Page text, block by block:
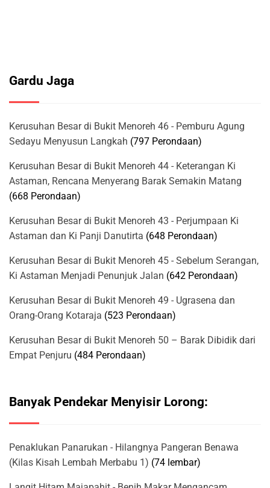
Gardu Jaga
Kerusuhan Besar di Bukit Menoreh 46 - Pemburu Agung
Sedayu Menyusun Langkah (797 Perondaan)
Kerusuhan Besar di Bukit Menoreh 44 - Keterangan Ki
Astaman, Rencana Menyerang Barak Semakin Matang
(668 Perondaan)
Kerusuhan Besar di Bukit Menoreh 43 - Perjumpaan Ki
Astaman dan Ki Panji Danutirta (648 Perondaan)
Kerusuhan Besar di Bukit Menoreh 45 - Sebelum Serangan,
Ki Astaman Menjadi Penunjuk Jalan (642 Perondaan)
Kerusuhan Besar di Bukit Menoreh 49 - Ugrasena dan
Orang-Orang Kotaraja (523 Perondaan)
Kerusuhan Besar di Bukit Menoreh 50 – Barak Dibidik dari
Empat Penjuru (484 Perondaan)
Banyak Pendekar Menyisir Lorong:
Penaklukan Panarukan - Hilangnya Pangeran Benawa
(Kilas Kisah Lembah Merbabu 1) (74 lembar)